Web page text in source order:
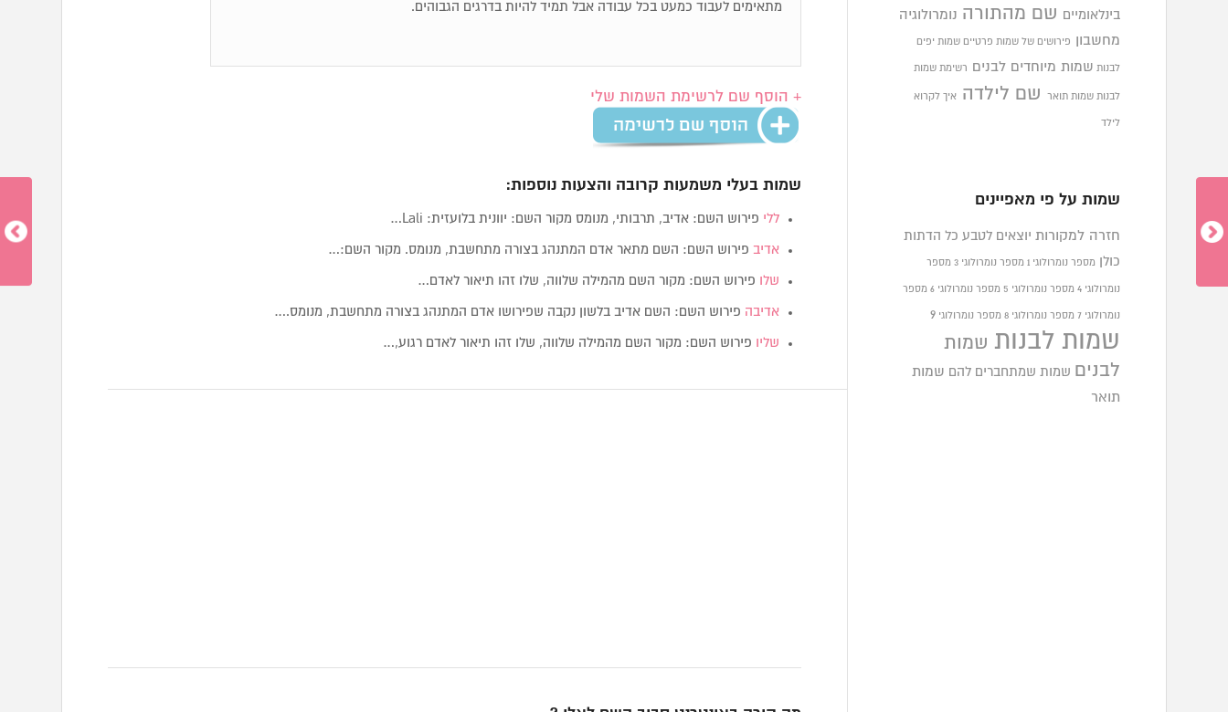
מתאימים לעבוד כמעט בכל עבודה אבל תמיד להיות בדרגים הגבוהים.
+ הוסף שם לרשימת השמות שלי
שמות בעלי משמעות קרובה והצעות נוספות:
ללי פירוש השם: אדיב, תרבותי, מנומס מקור השם: יוונית בלועזית: Lali…
אדיב פירוש השם: השם מתאר אדם המתנהג בצורה מתחשבת, מנומס. מקור השם:…
שלו פירוש השם: מקור השם מהמילה שלווה, שלו זהו תיאור לאדם…
אדיבה פירוש השם: השם אדיב בלשון נקבה שפירושו אדם המתנהג בצורה מתחשבת, מנומס.…
שליו פירוש השם: מקור השם מהמילה שלווה, שלו זהו תיאור לאדם רגוע,…
בינלאומיים שם מהתורה נומרולוגיה
מחשבון פירושים של שמות פרטיים שמות יפים
לבנות שמות מיוחדים לבנים רשימת שמות
לבנות שמות תואר שם לילדה איך לקרוא
לילד
שמות על פי מאפיינים
חזרה למקורות יוצאים לטבע כל הדתות
כולן מספר נומרולוגי 1 מספר נומרולוגי 3 מספר
נומרולוגי 4 מספר נומרולוגי 5 מספר נומרולוגי 6 מספר
נומרולוגי 7 מספר נומרולוגי 8 מספר נומרולוגי9
שמות לבנות שמות
לבנים
שמות שמתחברים להם שמות
תואר